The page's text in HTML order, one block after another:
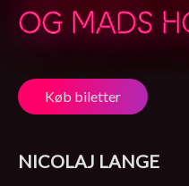
OG MADS
Køb biletter
NICOLAJ LANGE